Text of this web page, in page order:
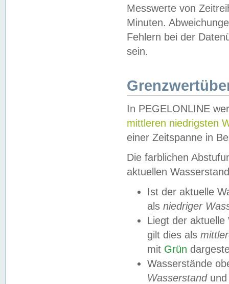
Messwerte von
Minuten.
Fehlern bei der
sein.
In PEGELONLINE
mittleren niedrigsten
einer Zeitspanne in
Die farblichen
aktuellen
Ist der aktuelle
als niedriger
Liegt der
gilt dies als
mit Grün
Wasserstände
Wasserstandund